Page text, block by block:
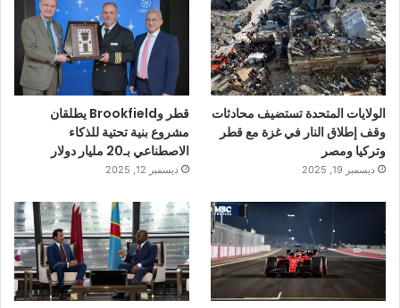
الولايات المتحدة تستضيف محادثات
وقف إطلاق النار في غزة مع قطر
وتركيا ومصر
ديسمبر 19, 2025
قطر وBrookfield يطلقان
مشروع بنية تحتية للذكاء
الاصطناعي بـ20 مليار دولار
ديسمبر 12, 2025